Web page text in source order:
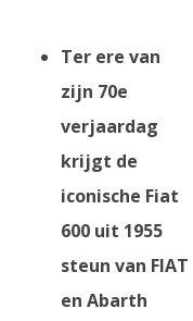
Ter ere van
zijn 70e
verjaardag
krijgt de
iconische Fiat
600 uit 1955
steun van FIAT
en Abarth